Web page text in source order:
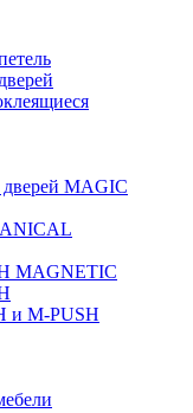
MAGIC
MAGNETIC
и M-PUSH